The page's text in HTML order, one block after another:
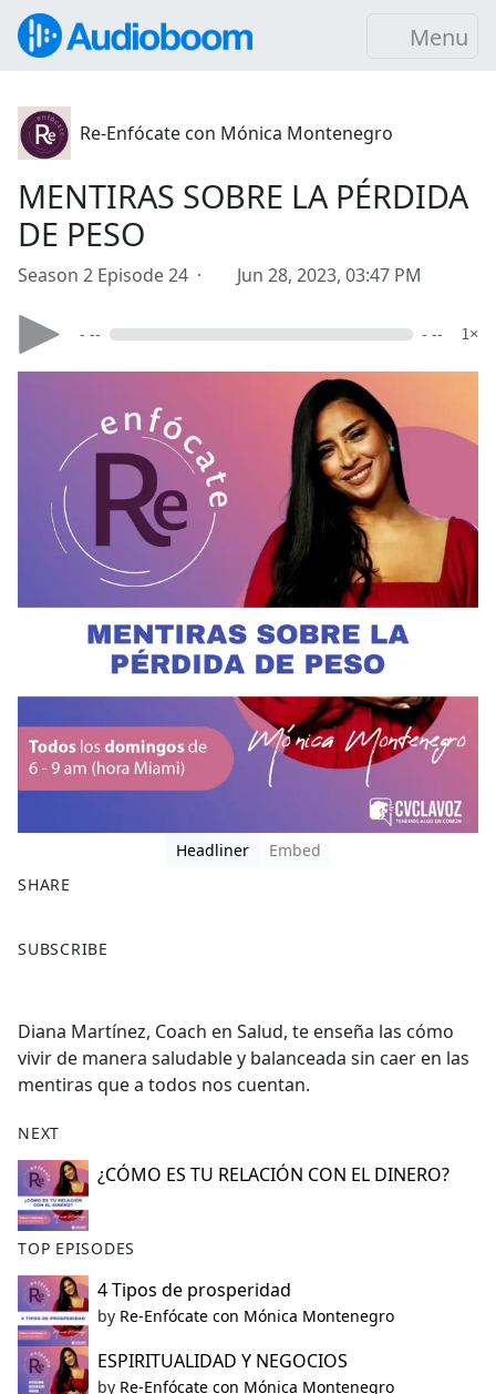
Menu
Re-Enfócate con Mónica Montenegro
MENTIRAS SOBRE LA PÉRDIDA
DE PESO
Season 2 Episode 24 · Jun 28, 2023, 03:47 PM
- -- - -- 1×
Headliner
Embed
SHARE
a
b
o
o
SUBSCRIBE
Diana Martínez, Coach en Salud, te enseña las cómo
vivir de manera saludable y balanceada sin caer en las
mentiras que a todos nos cuentan.
NEXT
¿CÓMO ES TU RELACIÓN CON EL DINERO?
TOP EPISODES
4 Tipos de prosperidad
by Re-Enfócate con Mónica Montenegro
ESPIRITUALIDAD Y NEGOCIOS
by Re-Enfócate con Mónica Montenegro